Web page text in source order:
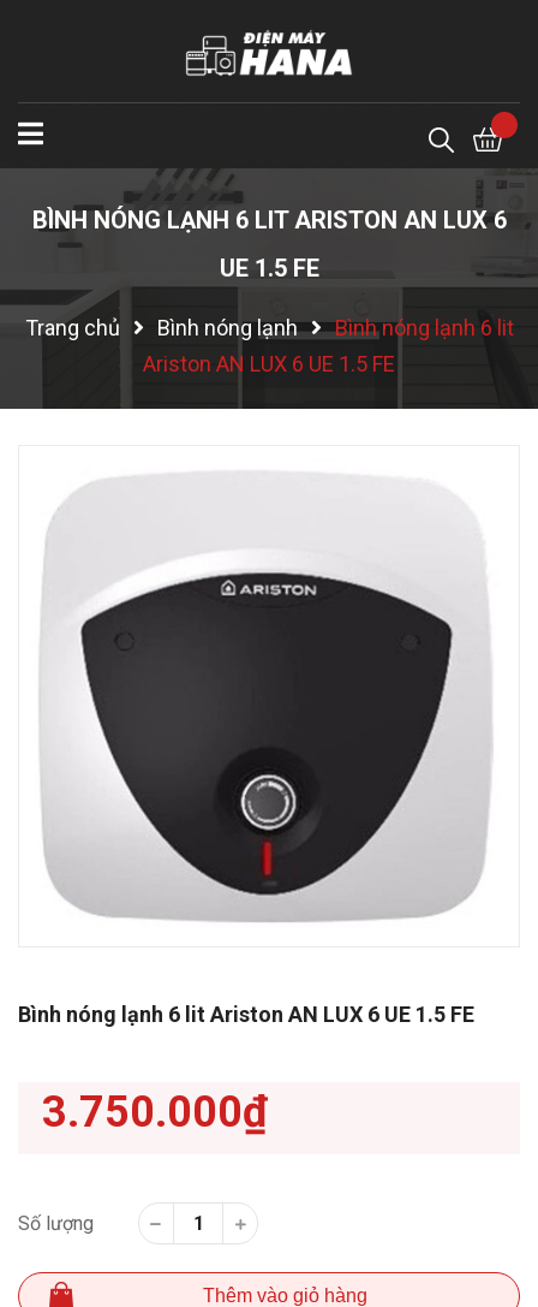
BÌNH NÓNG LẠNH 6 LIT ARISTON AN LUX 6
UE 1.5 FE
Trang chủ Bình nóng lạnh
Bình nóng lạnh 6 lit
Ariston AN LUX 6 UE 1.5 FE
Bình nóng lạnh 6 lit Ariston AN LUX 6 UE 1.5 FE
3.750.000₫
Số lượng
Thêm vào giỏ hàng